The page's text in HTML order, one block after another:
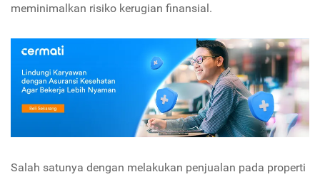
meminimalkan risiko kerugian finansial.
Salah satunya dengan melakukan penjualan pada properti